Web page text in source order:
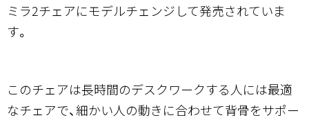
ミラ2チェアにモデルチェンジして発売されていま
す。
このチェアは長時間のデスクワークする人には最適
なチェアで、細かい人の動きに合わせて背骨をサポー